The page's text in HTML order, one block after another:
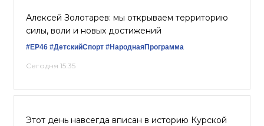
Алексей Золотарев: мы открываем территорию
силы, воли и новых достижений
#ЕР46 #ДетскийСпорт #НароднаяПрограмма
Сегодня 15:35
Этот день навсегда вписан в историю Курской